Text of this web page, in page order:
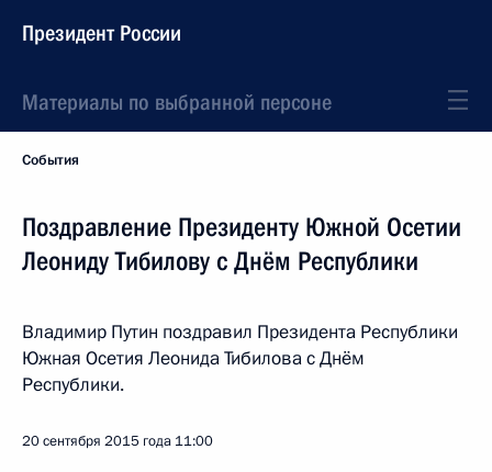
Президент России
Материалы по выбранной персоне
События
Поздравление Президенту Южной Осетии
Леониду Тибилову с Днём Республики
Владимир Путин поздравил Президента Республики
Южная Осетия Леонида Тибилова с Днём
Республики.
20 сентября 2015 года 11:00